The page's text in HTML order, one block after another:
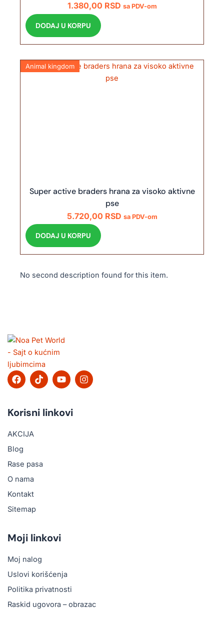
1.380,00 RSD sa PDV-om
DODAJ U KORPU
Animal kingdom
Super active braders hrana za visoko aktivne
pse
5.720,00 RSD sa PDV-om
DODAJ U KORPU
No second description found for this item.
F
a
b
o
o
k
T
i
o
k
Y
o
u
b
I
n
Korisni linkovi
AKCIJA
Blog
Rase pasa
O nama
Kontakt
Sitemap
Moji linkovi
Moj nalog
Uslovi korišćenja
Politika privatnosti
Raskid ugovora – obrazac